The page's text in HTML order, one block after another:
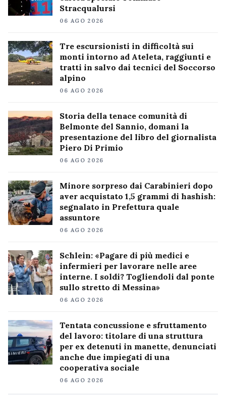
Stracqualursi
06 AGO 2026
Tre escursionisti in difficoltà sui
monti intorno ad Ateleta, raggiunti e
tratti in salvo dai tecnici del Soccorso
alpino
06 AGO 2026
Storia della tenace comunità di
Belmonte del Sannio, domani la
presentazione del libro del giornalista
Piero Di Primio
06 AGO 2026
Minore sorpreso dai Carabinieri dopo
aver acquistato 1,5 grammi di hashish:
segnalato in Prefettura quale
assuntore
06 AGO 2026
Schlein: «Pagare di più medici e
infermieri per lavorare nelle aree
interne. I soldi? Togliendoli dal ponte
sullo stretto di Messina»
06 AGO 2026
Tentata concussione e sfruttamento
del lavoro: titolare di una struttura
per ex detenuti in manette, denunciati
anche due impiegati di una
cooperativa sociale
06 AGO 2026